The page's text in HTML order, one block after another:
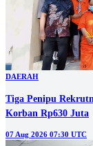
DAERAH
Tiga Penipu
Korban Rp630 Juta
07 Aug 2026 07:30 UTC